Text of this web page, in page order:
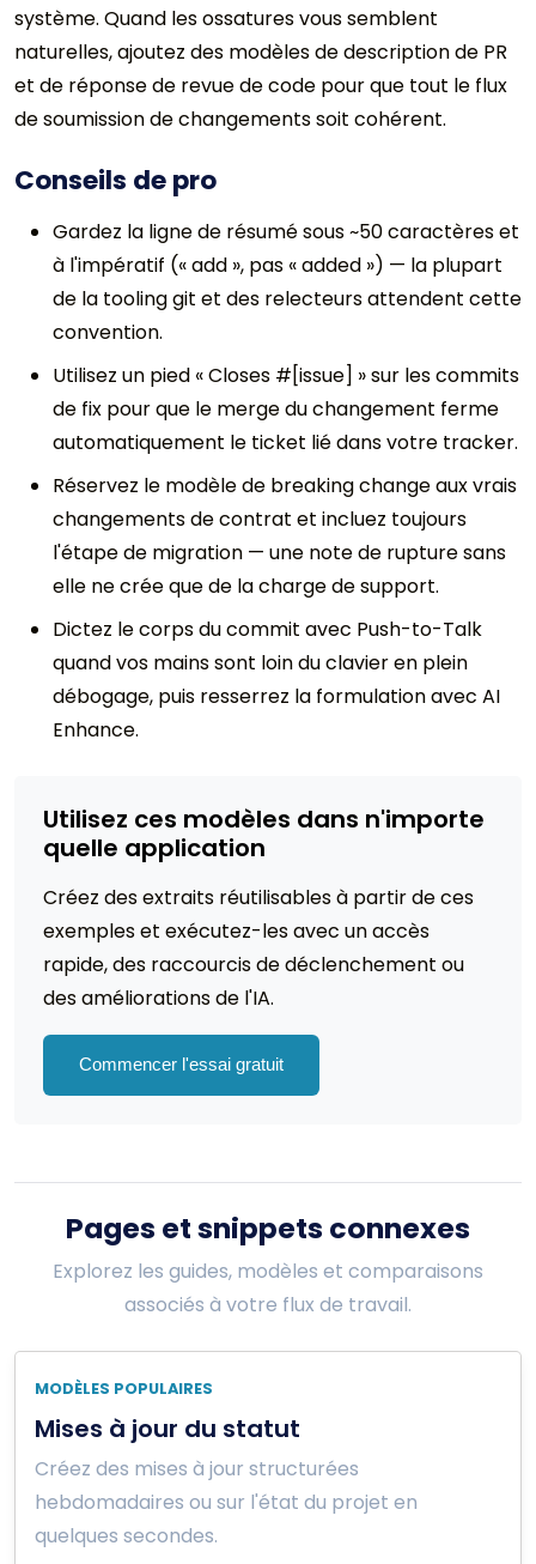
système. Quand les ossatures vous semblent
naturelles, ajoutez des modèles de description de PR
et de réponse de revue de code pour que tout le flux
de soumission de changements soit cohérent.
Conseils de pro
Gardez la ligne de résumé sous ~50 caractères et
à l'impératif (« add », pas « added ») — la plupart
de la tooling git et des relecteurs attendent cette
convention.
Utilisez un pied « Closes #[issue] » sur les commits
de fix pour que le merge du changement ferme
automatiquement le ticket lié dans votre tracker.
Réservez le modèle de breaking change aux vrais
changements de contrat et incluez toujours
l'étape de migration — une note de rupture sans
elle ne crée que de la charge de support.
Dictez le corps du commit avec Push-to-Talk
quand vos mains sont loin du clavier en plein
débogage, puis resserrez la formulation avec AI
Enhance.
Utilisez ces modèles dans n'importe
quelle application
Créez des extraits réutilisables à partir de ces
exemples et exécutez-les avec un accès
rapide, des raccourcis de déclenchement ou
des améliorations de l'IA.
Commencer l'essai gratuit
Pages et snippets connexes
Explorez les guides, modèles et comparaisons
associés à votre flux de travail.
MODÈLES POPULAIRES
Mises à jour du statut
Créez des mises à jour structurées
hebdomadaires ou sur l'état du projet en
quelques secondes.